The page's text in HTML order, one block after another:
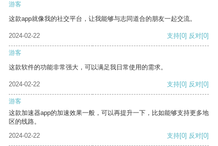
游客
这款app就像我的社交平台，让我能够与志同道合的朋友一起交流。
2024-02-22 支持[0] 反对[0]
游客
这款软件的功能非常强大，可以满足我日常使用的需求。
2024-02-22 支持[0] 反对[0]
游客
这款加速器app的加速效果一般，可以再提升一下，比如能够支持更多地
区的线路。
2024-02-22
支持[0] 反对[0]